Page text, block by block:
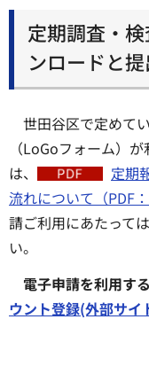
定期調査・
ンロードと
世田谷区で定めて
（LoGoフォーム）
は、
定期
流れについて（PDF：
請ご利用にあたって
い。
電子申請を利用す
ウント登録(外部サイ